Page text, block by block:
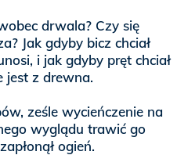
drwala? Czy się
Jak gdyby bicz chciał
i jak gdyby pręt chciał
jest z drewna.
ześle wycieńczenie na
wyglądu trawić go
ogień.